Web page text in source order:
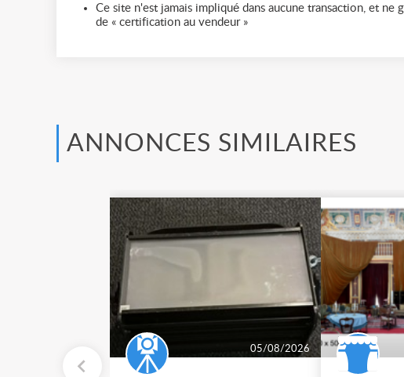
Ce site n'est jamais impliqué dans aucune transaction, et ne
de « certification au vendeur »
ANNONCES SIMILAIRES
05/08/2026